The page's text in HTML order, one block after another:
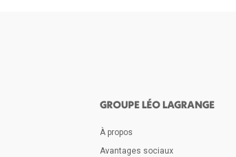
GROUPE LÉO LAGRANGE
À propos
Avantages sociaux